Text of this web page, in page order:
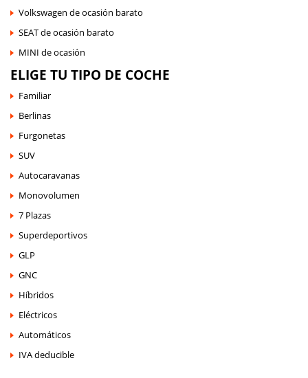
Volkswagen de ocasión barato
SEAT de ocasión barato
MINI de ocasión
ELIGE TU TIPO DE COCHE
Familiar
Berlinas
Furgonetas
SUV
Autocaravanas
Monovolumen
7 Plazas
Superdeportivos
GLP
GNC
Híbridos
Eléctricos
Automáticos
IVA deducible